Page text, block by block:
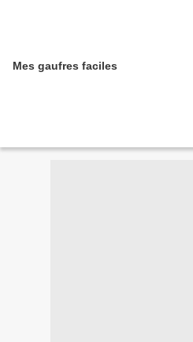
Mes gaufres faciles